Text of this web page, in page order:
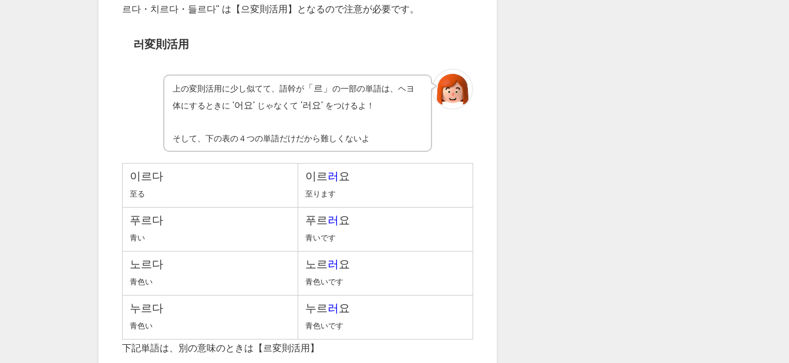
르다・치르다・들르다" は【으変則活用】となるので注意が必要です。
러変則活用
上の変則活用に少し似てて、語幹が 「르」の一部の単語は、ヘヨ
体にするときに '어요' じゃなくて '러요' をつけるよ！
そして、下の表の４つの単語だけだから難しくないよ
이르다
至る
이르 러 요
至ります
푸르다
青い
푸르 러 요
青いです
노르다
青色い
노르 러 요
青色いです
누르다
青色い
누르 러 요
青色いです
下記単語は、別の意味のときは【르変則活用】